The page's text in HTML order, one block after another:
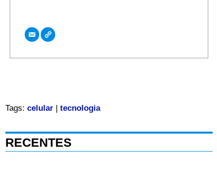
Tags: celular| tecnologia
RECENTES